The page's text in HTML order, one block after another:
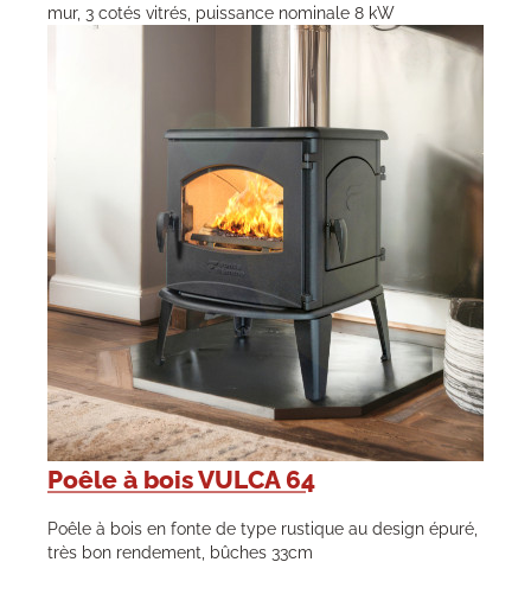
mur, 3 cotés vitrés, puissance nominale 8 kW
Poêle à bois VULCA 64
Poêle à bois en fonte de type rustique au design épuré,
très bon rendement, bûches 33cm